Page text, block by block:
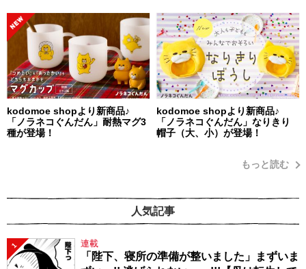
kodomoe shopより新商品♪
「ノラネコぐんだん」耐熱マグ3
種が登場！
kodomoe shopより新商品♪
「ノラネコぐんだん」なりきり
帽子（大、小）が登場！
もっと読む
人気記事
1 連載
「陛下、寝所の準備が整いました」まずいま